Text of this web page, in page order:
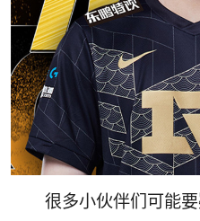
很多小伙伴们可能